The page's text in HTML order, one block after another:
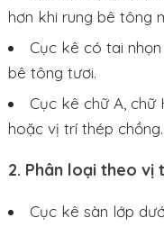
hơn khi rung bê tông
Cục kê có tai
bê tông tươi.
Cục kê chữ A, chữ
hoặc vị trí thép chồng.
2. Phân loại theo vị
Cục kê sàn lớp